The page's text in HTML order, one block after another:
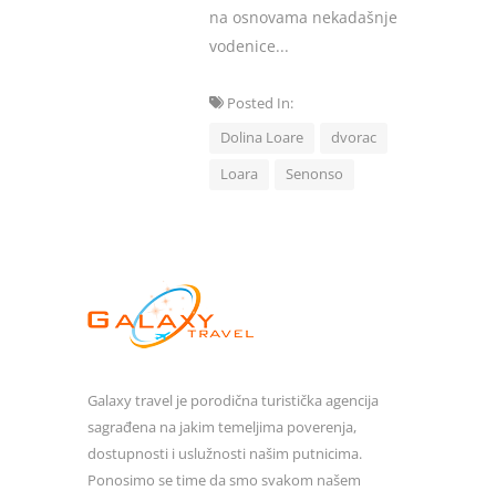
na osnovama nekadašnje
vodenice...
Posted In:
Dolina Loare
dvorac
Loara
Senonso
Galaxy travel je porodična turistička agencija
sagrađena na jakim temeljima poverenja,
dostupnosti i uslužnosti našim putnicima.
Ponosimo se time da smo svakom našem